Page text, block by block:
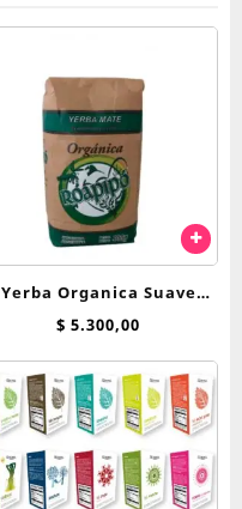
Yerba Organica Suave
Roapipo x 500 g
$ 5.300,00